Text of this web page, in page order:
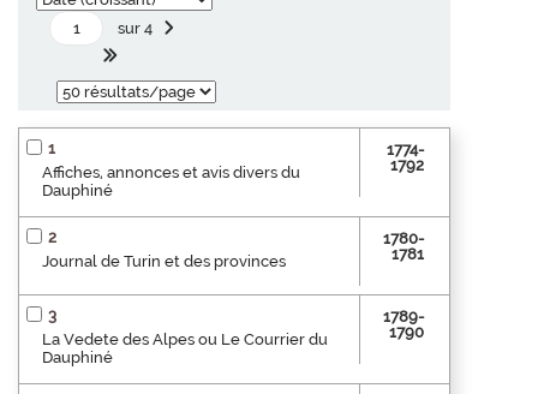
sur 4
1
Affiches, annonces et avis divers du
Dauphiné
1774-
1792
2
Journal de Turin et des provinces
1780-
1781
3
La Vedete des Alpes ou Le Courrier du
Dauphiné
1789-
1790